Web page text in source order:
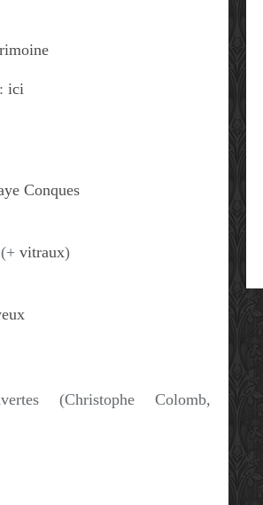
ici
Conques
(+ vitraux)
(Christophe Colomb,